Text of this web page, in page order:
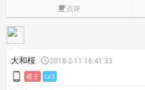
点评
大和桜 2018-2-11 16:41:33
 楼主 Lv.3